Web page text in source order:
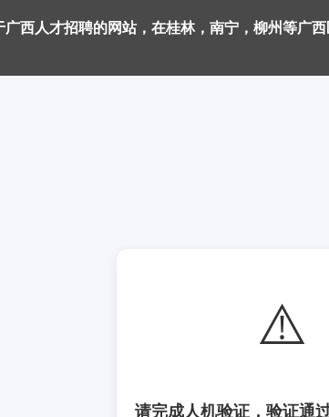
西人才招聘的网站，在桂林，南宁，柳州等广
⚠️
请完成人机验证，验证通